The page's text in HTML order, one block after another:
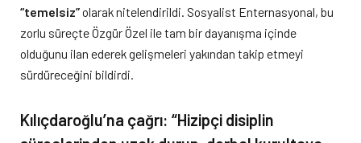
“temelsiz”olarak nitelendirildi. Sosyalist Enternasyonal, bu
zorlu süreçte Özgür Özel ile tam bir dayanışma içinde
olduğunu ilan ederek gelişmeleri yakından takip etmeyi
sürdüreceğini bildirdi.
Kılıçdaroğlu’na çağrı: “Hizipçi disiplin